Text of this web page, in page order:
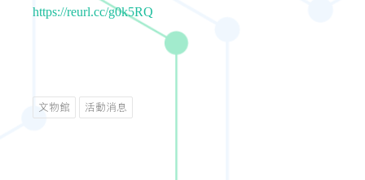
https://reurl.cc/g0k5RQ
文物館 活動消息